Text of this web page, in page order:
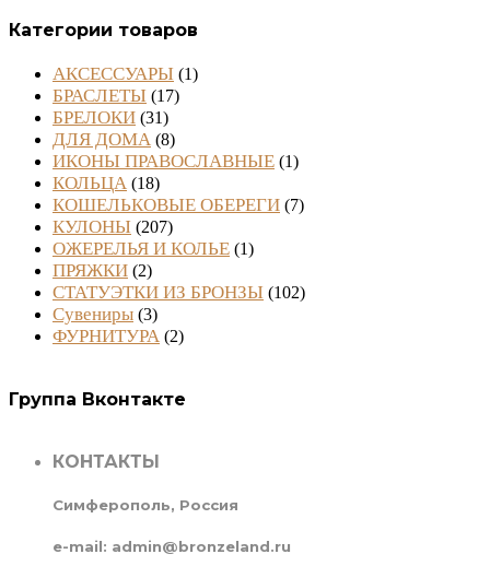
Категории товаров
АКСЕССУАРЫ (1)
БРАСЛЕТЫ (17)
БРЕЛОКИ (31)
ДЛЯ ДОМА (8)
ИКОНЫ ПРАВОСЛАВНЫЕ (1)
КОЛЬЦА (18)
КОШЕЛЬКОВЫЕ ОБЕРЕГИ (7)
КУЛОНЫ (207)
ОЖЕРЕЛЬЯ И КОЛЬЕ (1)
ПРЯЖКИ (2)
СТАТУЭТКИ ИЗ БРОНЗЫ (102)
Сувениры (3)
ФУРНИТУРА (2)
Группа Вконтакте
КОНТАКТЫ
Симферополь, Россия
e-mail: admin@bronzeland.ru